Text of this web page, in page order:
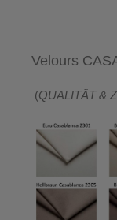
Velours
(QUALITÄT &